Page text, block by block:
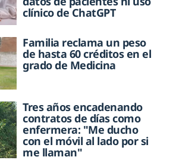
clínico de ChatGPT
Familia reclama un peso
de hasta 60 créditos en el
grado de Medicina
Tres años encadenando
contratos de días como
enfermera: "Me ducho
con el móvil al lado por si
me llaman"